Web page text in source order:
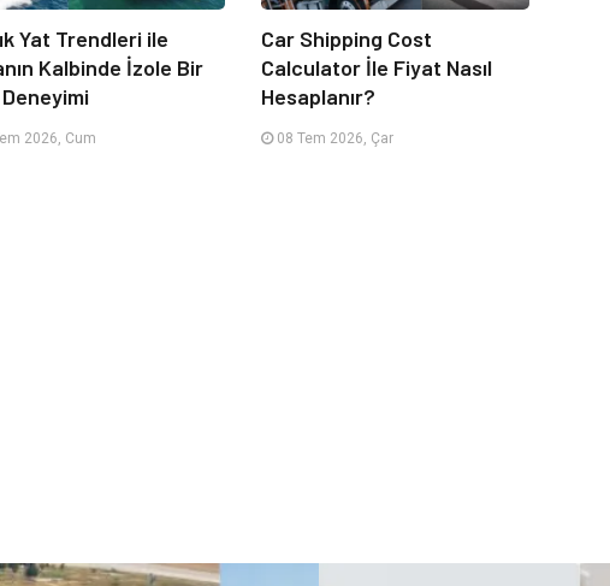
Yat Trendleri ile
Kalbinde İzole Bir
2026, Cum
Car Shipping Cost
Calculator İle Fiyat Nasıl
Hesaplanır?
08 Tem 2026, Çar